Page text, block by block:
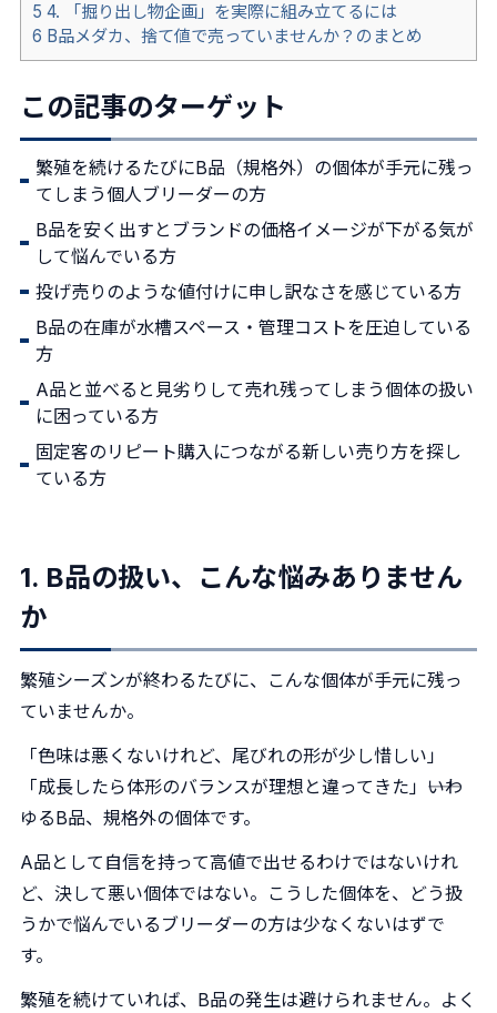
5 4. 「掘り出し物企画」を実際に組み立てるには
6 B品メダカ、捨て値で売っていませんか？のまとめ
この記事のターゲット
繁殖を続けるたびにB品（規格外）の個体が手元に残っ
てしまう個人ブリーダーの方
B品を安く出すとブランドの価格イメージが下がる気が
して悩んでいる方
投げ売りのような値付けに申し訳なさを感じている方
B品の在庫が水槽スペース・管理コストを圧迫している
方
A品と並べると見劣りして売れ残ってしまう個体の扱い
に困っている方
固定客のリピート購入につながる新しい売り方を探し
ている方
1. B品の扱い、こんな悩みありません
か
繁殖シーズンが終わるたびに、こんな個体が手元に残っ
ていませんか。
「色味は悪くないけれど、尾びれの形が少し惜しい」
「成長したら体形のバランスが理想と違ってきた」――いわ
ゆるB品、規格外の個体です。
A品として自信を持って高値で出せるわけではないけれ
ど、決して悪い個体ではない。こうした個体を、どう扱
うかで悩んでいるブリーダーの方は少なくないはずで
す。
繁殖を続けていれば、B品の発生は避けられません。よく